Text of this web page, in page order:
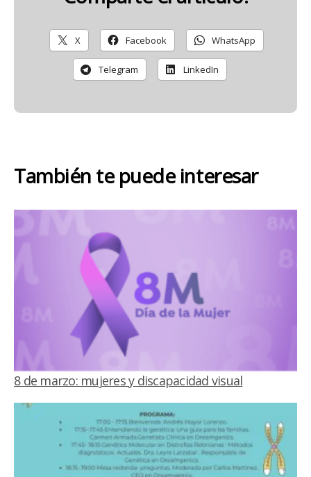
X Facebook WhatsApp
Telegram LinkedIn
También te puede interesar
8 de marzo: mujeres y discapacidad visual